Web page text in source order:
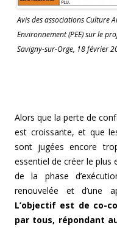
Avis des associations Culture
Environnement (PEE) sur le
Savigny-sur-Orge, 18 février
Alors que la perte de
est croissante, et que
sont jugées encore
essentiel de créer le
de la phase
renouvelée et d’une
L’objectif est de co-
par tous, répondant